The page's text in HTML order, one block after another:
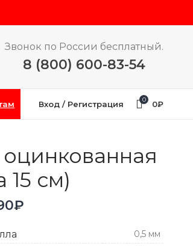
Звонок по России бесплатный.
8 (800) 600-83-54
Вход / Регистрация 0 0₽
оцинкованная
15 см)
₽
0,5 мм